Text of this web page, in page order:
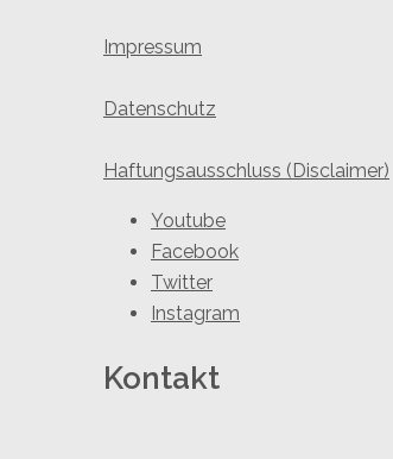
Impressum
Datenschutz
Haftungsausschluss (Disclaimer)
Youtube
Facebook
Twitter
Instagram
Kontakt